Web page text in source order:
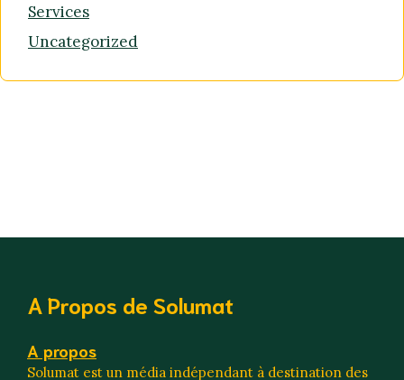
Services
Uncategorized
A Propos de Solumat
A propos
Solumat est un média indépendant à destination des